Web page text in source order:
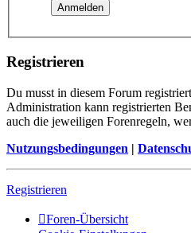
Registrieren
Du musst in diesem Forum
Administration kann registrierten
auch die jeweiligen Forenregeln,
Nutzungsbedingungen |
Registrieren
Foren-Übersicht